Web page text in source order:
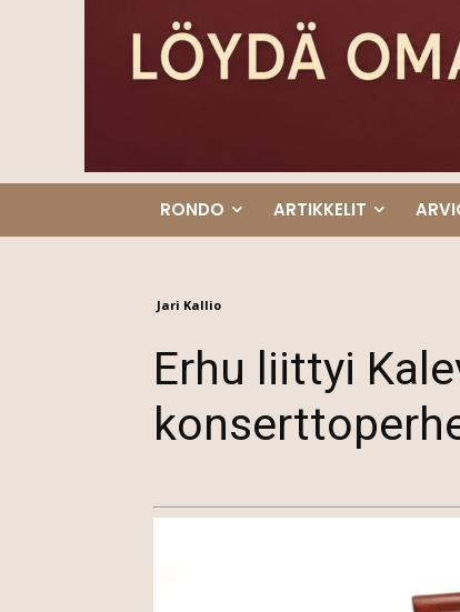
RONDO ARTIKKELIT
Jari Kallio
Erhu liittyi